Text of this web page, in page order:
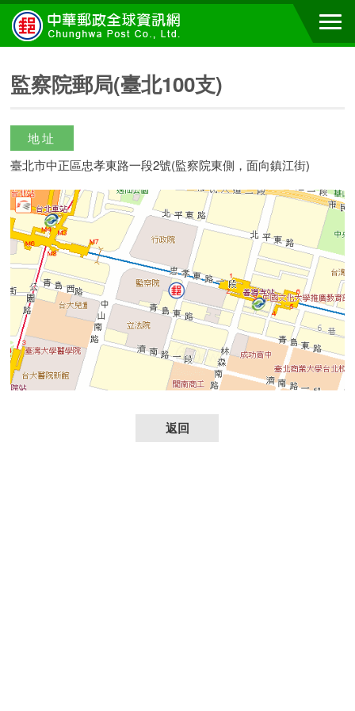
監察院郵局(臺北100支)
地址
臺北市中正區忠孝東路一段2號(監察院東側，面向鎮江街)